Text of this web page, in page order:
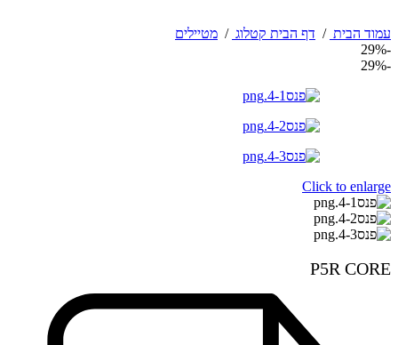
עמוד הבית / דף הבית קטלוג / מטיילים
-29%
-29%
Click to enlarge
P5R CORE